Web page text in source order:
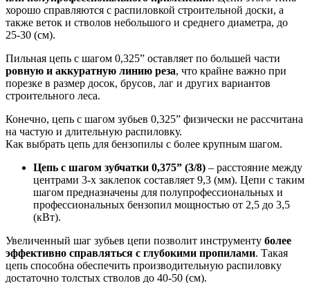
хорошо справляются с распиловкой строительной доски, а
также веток и стволов небольшого и среднего диаметра, до
25-30 (см).
Пильная цепь с шагом 0,325” оставляет по большей части
ровную и аккуратную линию реза, что крайне важно при
порезке в размер досок, брусов, лаг и других вариантов
строительного леса.
Конечно, цепь с шагом зубьев 0,325” физически не рассчитана
на частую и длительную распиловку.
Как выбрать цепь для бензопилы с более крупным шагом.
Цепь с шагом зубчатки 0,375” (3/8) – расстояние между
центрами 3-х заклепок составляет 9,3 (мм). Цепи с таким
шагом предназначены для полупрофессиональных и
профессиональных бензопил мощностью от 2,5 до 3,5
(кВт).
Увеличенный шаг зубьев цепи позволит инструменту более
эффективно справляться с глубокими пропилами. Такая
цепь способна обеспечить производительную распиловку
достаточно толстых стволов до 40-50 (см).